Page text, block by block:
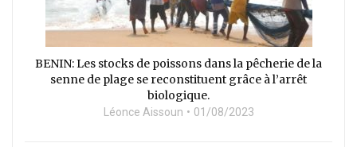
BENIN: Les stocks de poissons dans la pêcherie de la
senne de plage se reconstituent grâce à l’arrêt
biologique.
Léonce Aissoun 01/08/2023